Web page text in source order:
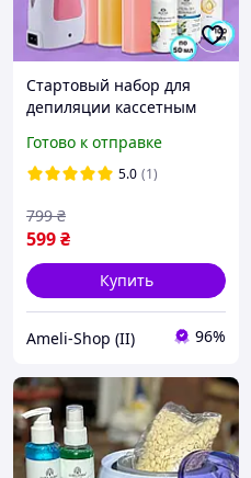
Стартовый набор для
депиляции кассетным
(кассетный воскоплав,
воск, гель, лосьон,
Готово к отправке
5.0 (1)
599₴
799 ₴
Купить
Ameli-Shop (II) 96%